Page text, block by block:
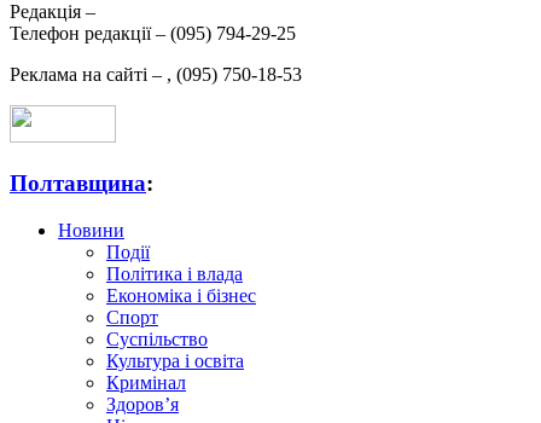
Редакція –
Телефон редакції – (095) 794-29-25
Реклама на сайті – , (095) 750-18-53
Полтавщина:
Новини
Події
Політика і влада
Економіка і бізнес
Спорт
Суспільство
Культура і освіта
Кримінал
Здоров’я